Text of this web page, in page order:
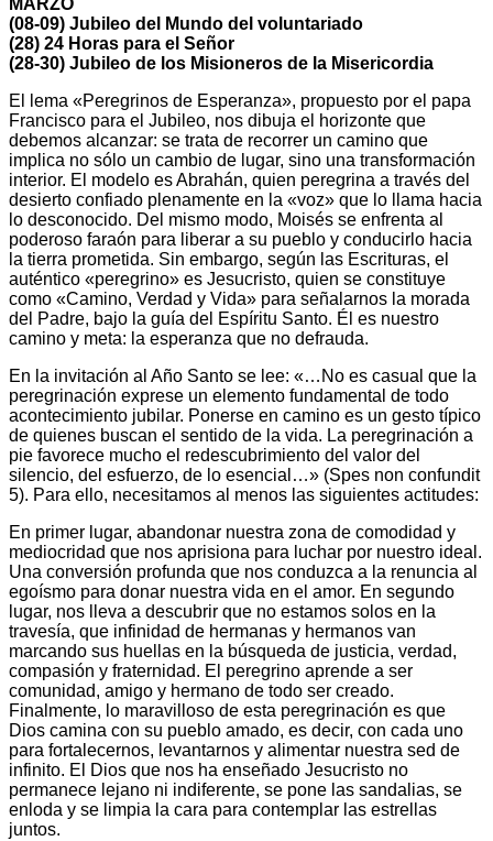
(08-09) Jubileo del Mundo del voluntariado
(28) 24 Horas para el Señor
(28-30) Jubileo de los Misioneros de la Misericordia
El lema «Peregrinos de Esperanza», propuesto por el papa
Francisco para el Jubileo, nos dibuja el horizonte que
debemos alcanzar: se trata de recorrer un camino que
implica no sólo un cambio de lugar, sino una transformación
interior. El modelo es Abrahán, quien peregrina a través del
desierto confiado plenamente en la «voz» que lo llama hacia
lo desconocido. Del mismo modo, Moisés se enfrenta al
poderoso faraón para liberar a su pueblo y conducirlo hacia
la tierra prometida. Sin embargo, según las Escrituras, el
auténtico «peregrino» es Jesucristo, quien se constituye
como «Camino, Verdad y Vida» para señalarnos la morada
del Padre, bajo la guía del Espíritu Santo. Él es nuestro
camino y meta: la esperanza que no defrauda.
En la invitación al Año Santo se lee: «…No es casual que la
peregrinación exprese un elemento fundamental de todo
acontecimiento jubilar. Ponerse en camino es un gesto típico
de quienes buscan el sentido de la vida. La peregrinación a
pie favorece mucho el redescubrimiento del valor del
silencio, del esfuerzo, de lo esencial…» (Spes non confundit
5). Para ello, necesitamos al menos las siguientes actitudes:
En primer lugar, abandonar nuestra zona de comodidad y
mediocridad que nos aprisiona para luchar por nuestro ideal.
Una conversión profunda que nos conduzca a la renuncia al
egoísmo para donar nuestra vida en el amor. En segundo
lugar, nos lleva a descubrir que no estamos solos en la
travesía, que infinidad de hermanas y hermanos van
marcando sus huellas en la búsqueda de justicia, verdad,
compasión y fraternidad. El peregrino aprende a ser
comunidad, amigo y hermano de todo ser creado.
Finalmente, lo maravilloso de esta peregrinación es que
Dios camina con su pueblo amado, es decir, con cada uno
para fortalecernos, levantarnos y alimentar nuestra sed de
infinito. El Dios que nos ha enseñado Jesucristo no
permanece lejano ni indiferente, se pone las sandalias, se
enloda y se limpia la cara para contemplar las estrellas
juntos.